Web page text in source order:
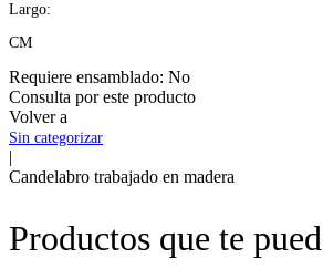
Largo:
CM
Requiere ensamblado: No
Consulta por este producto
Volver a
Sin categorizar
|
Candelabro trabajado en madera
Productos que te